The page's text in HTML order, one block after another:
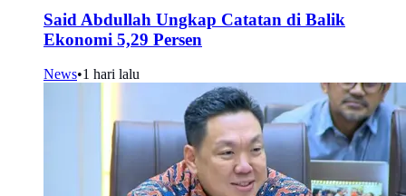
Said Abdullah Ungkap Catatan di Balik
Ekonomi 5,29 Persen
News•1 hari lalu